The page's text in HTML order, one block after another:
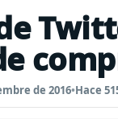
de 2016•Hace